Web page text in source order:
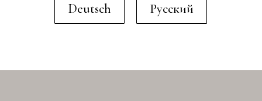
Deutsch Русский